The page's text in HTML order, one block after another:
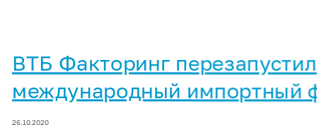
ВТБ Факторинг перезапустил
международный импортный
26.10.2020